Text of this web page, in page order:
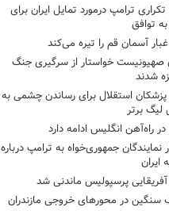
ترامپ درمورد تمایل ایران برای
توافق
آسمان قم را تیره می‌کند
صهیونیست خواستار از سرگیری جنگ
شدند
استقلال برای رساندن چشمی به
لیگ برتر
راه‌آهن انگلیس ادامه دارد
نمایندگان جمهوری‌خواه به ترامپ درباره
ایران
آفریقایی پرسپولیس ماندنی شد
سنگین در محورهای خروجی مازندران